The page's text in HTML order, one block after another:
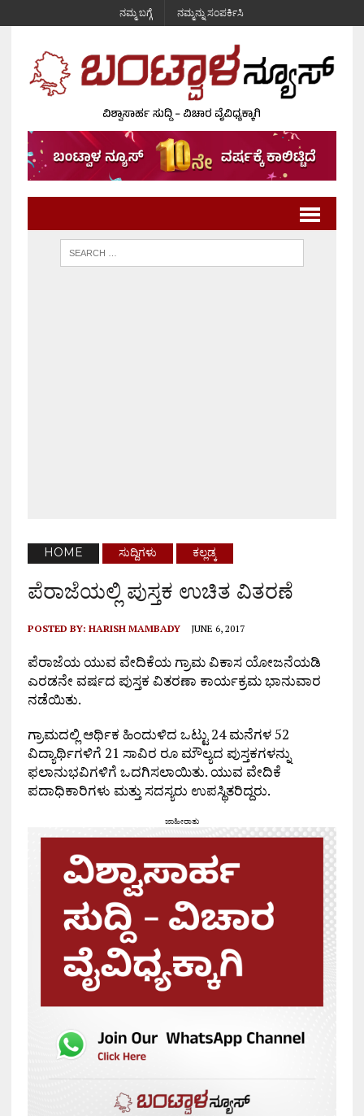
ನಮ್ಮ ಬಗ್ಗೆ ನಮ್ಮನ್ನು ಸಂಪರ್ಕಿಸಿ
HOME ಸುದ್ದಿಗಳು ಕಲ್ಲಡ್ಕ
ಪೆರಾಜೆಯಲ್ಲಿ ಪುಸ್ತಕ ಉಚಿತ ವಿತರಣೆ
POSTED BY: HARISH MAMBADY JUNE 6, 2017
ಪೆರಾಜೆಯ ಯುವ ವೇದಿಕೆಯ ಗ್ರಾಮ ವಿಕಾಸ ಯೋಜನೆಯಡಿ
ಎರಡನೇ ವರ್ಷದ ಪುಸ್ತಕ ವಿತರಣಾ ಕಾರ್ಯಕ್ರಮ ಭಾನುವಾರ
ನಡೆಯಿತು.
ಗ್ರಾಮದಲ್ಲಿ ಆರ್ಥಿಕ ಹಿಂದುಳಿದ ಒಟ್ಟು 24 ಮನೆಗಳ 52
ವಿದ್ಯಾರ್ಥಿಗಳಿಗೆ 21 ಸಾವಿರ ರೂ ಮೌಲ್ಯದ ಪುಸ್ತಕಗಳನ್ನು
ಫಲಾನುಭವಿಗಳಿಗೆ ಒದಗಿಸಲಾಯಿತು. ಯುವ ವೇದಿಕೆ
ಪದಾಧಿಕಾರಿಗಳು ಮತ್ತು ಸದಸ್ಯರು ಉಪಸ್ಥಿತರಿದ್ದರು.
ಜಾಹೀರಾತು